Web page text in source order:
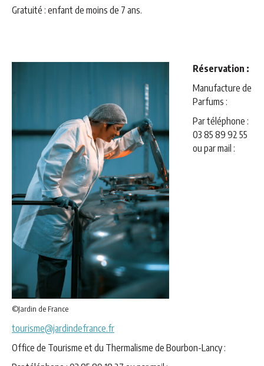
Gratuité : enfant de moins de 7 ans.
©Jardin de France
Réservation :
Manufacture de
Parfums :
Par téléphone :
03 85 89 92 55
ou par mail :
tourisme@jardindefrance.fr
Office de Tourisme et du Thermalisme de Bourbon-Lancy :